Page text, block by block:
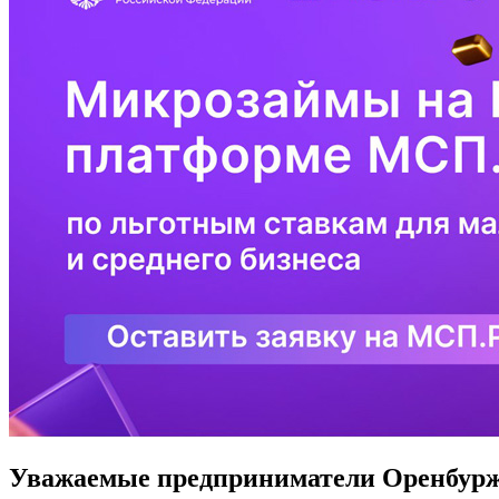
Уважаемые предприниматели